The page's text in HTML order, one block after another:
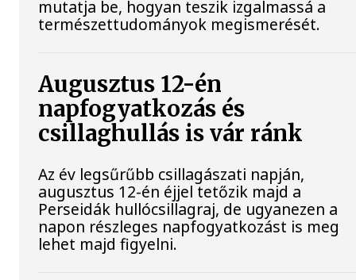
mutatja be, hogyan teszik izgalmassá a
természettudományok megismerését.
Augusztus 12-én
napfogyatkozás és
csillaghullás is vár ránk
Az év legsűrűbb csillagászati napján,
augusztus 12-én éjjel tetőzik majd a
Perseidák hullócsillagraj, de ugyanezen a
napon részleges napfogyatkozást is meg
lehet majd figyelni.